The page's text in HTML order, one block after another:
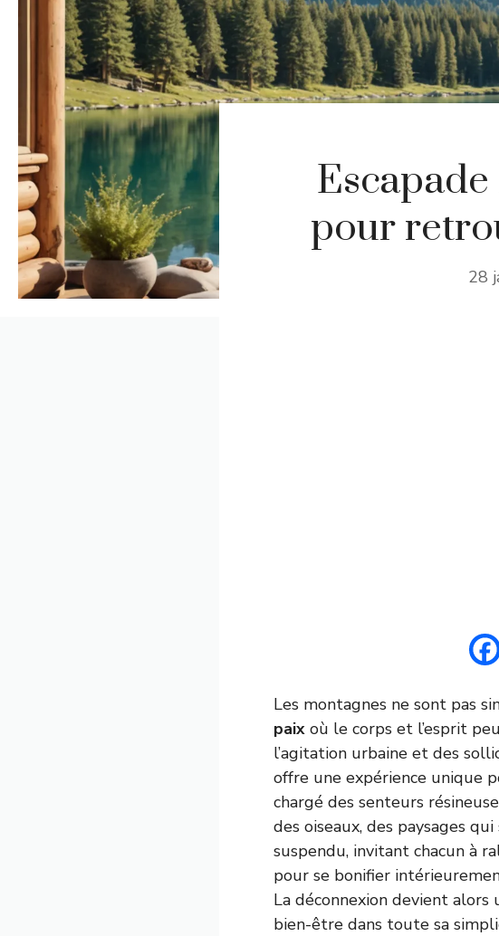
pour
28
Les montagnes ne sont pas
paix où le corps et l’esprit
l’agitation urbaine et des
offre une expérience unique
chargé des senteurs
des oiseaux, des paysages
suspendu, invitant chacun à
pour se bonifier
La déconnexion devient
bien-être dans toute sa